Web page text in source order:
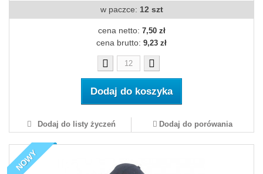
w paczce: 12 szt
cena netto: 7,50 zł
cena brutto: 9,23 zł
Dodaj do koszyka
Dodaj do listy życzeń Dodaj do porówania
NOWY